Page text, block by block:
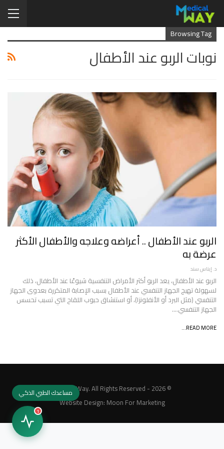
Browsing Tag
نوبات الربو عند الأطفال
الربو عند الأطفال .. أعراضه وعلاجه والأطفال الأكثر
عرضة به
د. إيناس سند
الربو عند الأطفال، يعد الربو أكثر الأمراض التنفسية شيوعًا عند الأطفال، ذلك
لسهولة تهيج الجهاز التنفسي عند الأطفال بسبب الإصابة المتكررة بعدوى الجهاز
التنفسي (مثل البرد أو الأنفلونزا)، أو استنشاق حبوب اللقاح التي تسبب تحسس
الجهاز التنفسي.…
READ MORE...
© 2026 - MedicalWay. All Rights Reserved.
Website Design: Moon For Marketing
مساعدك الطبي الذكي
1